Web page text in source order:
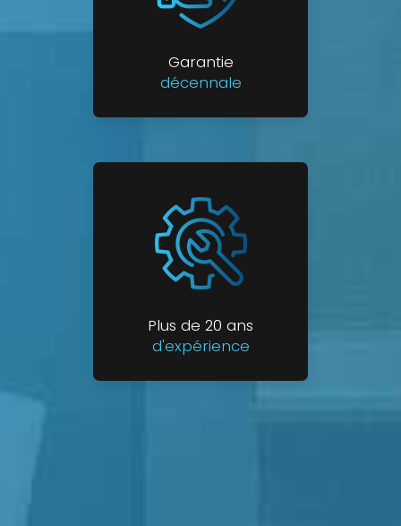
Garantie
décennale
Plus de 20 ans
d'expérience